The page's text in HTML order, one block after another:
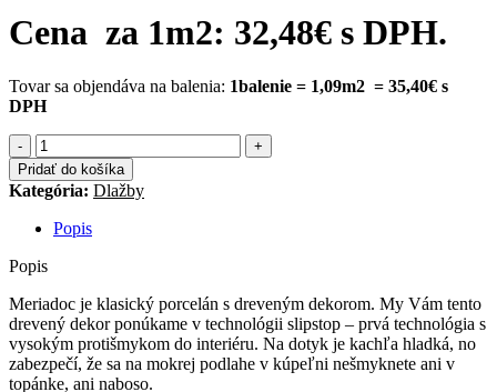
Cena za 1m2: 32,48€ s DPH.
Tovar sa objendáva na balenia: 1balenie = 1,09m2 = 35,40€ s
DPH
množstvo
MERIADOC
CAOBA
23×120
CM
Pridať do košíka
Kategória: Dlažby
Popis
Popis
Meriadoc je klasický porcelán s dreveným dekorom. My Vám tento
drevený dekor ponúkame v technológii slipstop – prvá technológia s
vysokým protišmykom do interiéru. Na dotyk je kachľa hladká, no
zabezpečí, že sa na mokrej podlahe v kúpeľni nešmyknete ani v
topánke, ani naboso.